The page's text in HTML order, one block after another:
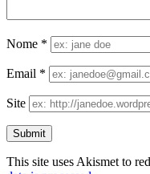
Nome *
Email *
Site
This site uses Akismet to